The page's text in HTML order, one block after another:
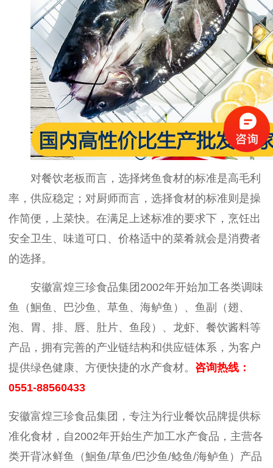
对餐饮老板而言，选择烤鱼食材的标准是高毛利
率，供应稳定；对厨师而言，选择食材的标准则是操
作简便，上菜快。在满足上述标准的要求下，烹饪出
安全卫生、味道可口、价格适中的菜肴就会是消费者
的选择。
安徽富煌三珍食品集团 2002年开始加工各类调味
鱼
（鮰鱼、巴沙鱼、草鱼、海鲈鱼）、鱼副（翅、
泡、胃、排、唇、肚片、鱼段）、龙虾、餐饮酱料等
产品，拥有完善的产业链结构和供应链体系，为客户
提供绿色健康、方便快捷的水产食材。 咨询热线：
0551-88560433
安徽富煌三珍食品集团，专注为行业餐饮品牌提供标
准化食材，自2002年开始生产加工水产食品，主营各
类开背冰鲜鱼（鮰鱼/草鱼/巴沙鱼/鲶鱼/海鲈鱼）产品